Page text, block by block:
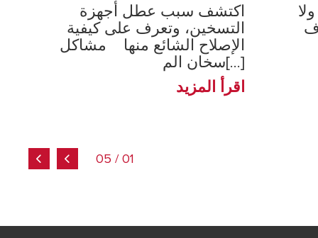
اكتشف سبب عطل أجهزة
التسخين، وتعرف على كيفية
الإصلاح الشائع منها مشاكل
سخان الم[...]
اقرأ المزيد
01 / 05